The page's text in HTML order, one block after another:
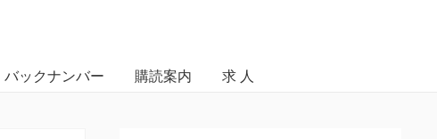
バックナンバー 購読案内 求 人